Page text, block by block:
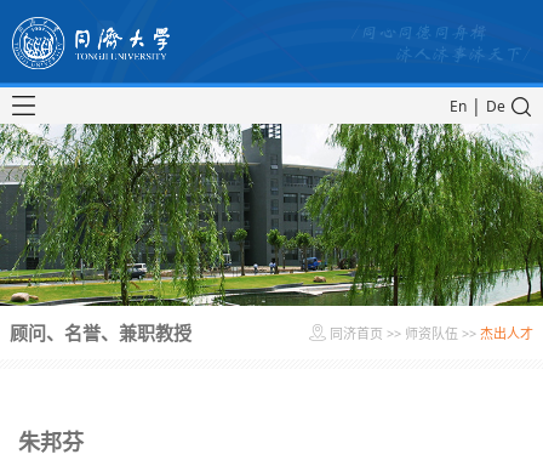
En | De
顾问、名誉、兼职教授 同济首页 >> 师资队伍 >> 杰出人才
朱邦芬